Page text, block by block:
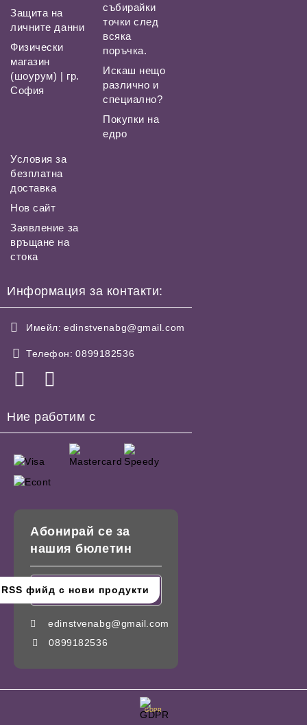
Защита на
личните данни
Физически
магазин
(шоурум) | гр.
София
събирайки
точки след
всяка
поръчка.
Искаш нещо
различно и
специално?
Покупки на
едро
Условия за
безплатна
доставка
Нов сайт
Заявление за
връщане на
стока
Информация за контакти:
Имейл: edinstvenabg@gmail.com
Телефон: 0899182536
Ние работим с
Абонирай се за
нашия бюлетин
edinstvenabg@gmail.com
0899182536
GDPR